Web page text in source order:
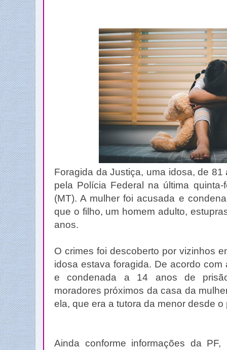
Foragida da Justiça, uma idosa, de
pela Polícia Federal na última
(MT). A mulher foi acusada e
que o filho, um homem adulto,
anos.
O crimes foi descoberto por vizinhos
idosa estava foragida. De acordo
e condenada a 14 anos de
moradores próximos da casa da
ela, que era a tutora da menor desde
Ainda conforme informações da